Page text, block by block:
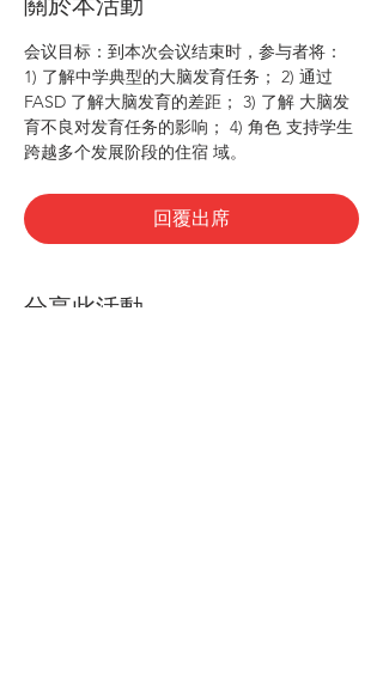
会议目标：到本次会议结束时，参与者将：
1) 了解中学典型的大脑发育任务； 2) 通过
FASD 了解大脑发育的差距； 3) 了解 大脑发
育不良对发育任务的影响； 4) 角色 支持学生
跨越多个发展阶段的住宿 域。
回覆出席
分享此活動